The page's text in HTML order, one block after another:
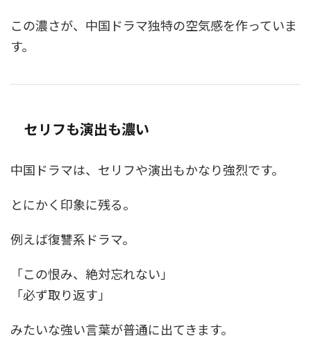
この濃さが、中国ドラマ独特の空気感を作っていま
す。
セリフも演出も濃い
中国ドラマは、セリフや演出もかなり強烈です。
とにかく印象に残る。
例えば復讐系ドラマ。
「この恨み、絶対忘れない」
「必ず取り返す」
みたいな強い言葉が普通に出てきます。